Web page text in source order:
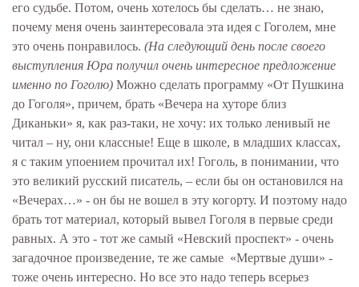
его судьбе. Потом, очень хотелось бы сделать… не знаю,
почему меня очень заинтересовала эта идея с Гоголем, мне
это очень понравилось. (На следующий день после своего
выступления Юра получил очень интересное предложение
именно по Гоголю) Можно сделать программу «От Пушкина
до Гоголя», причем, брать «Вечера на хуторе близ
Диканьки» я, как раз-таки, не хочу: их только ленивый не
читал – ну, они классные! Еще в школе, в младших классах,
я с таким упоением прочитал их! Гоголь, в понимании, что
это великий русский писатель, – если бы он остановился на
«Вечерах…» - он бы не вошел в эту когорту. И поэтому надо
брать тот материал, который вывел Гоголя в первые среди
равных. А это - тот же самый «Невский проспект» - очень
загадочное произведение, те же самые «Мертвые души» -
тоже очень интересно. Но все это надо теперь всерьез